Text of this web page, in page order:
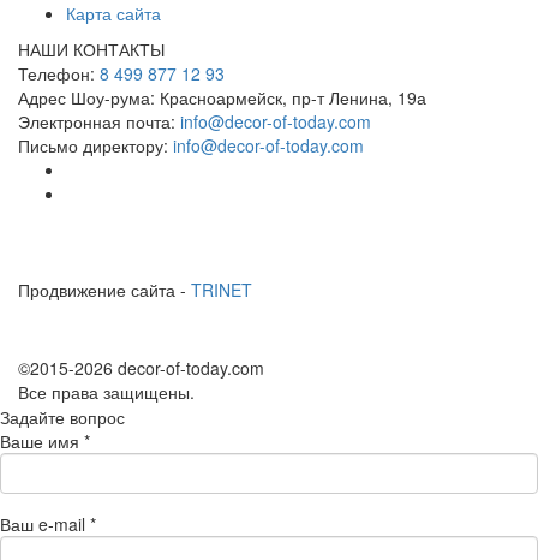
Карта сайта
НАШИ КОНТАКТЫ
Телефон: 8 499 877 12 93
Адрес Шоу-рума: Красноармейск, пр-т Ленина, 19а
Электронная почта: info@decor-of-today.com
Письмо директору: info@decor-of-today.com
Продвижение сайта - TRINET
©2015-2026 decor-of-today.com
Все права защищены.
Задайте вопрос
Ваше имя *
Ваш e-mail *